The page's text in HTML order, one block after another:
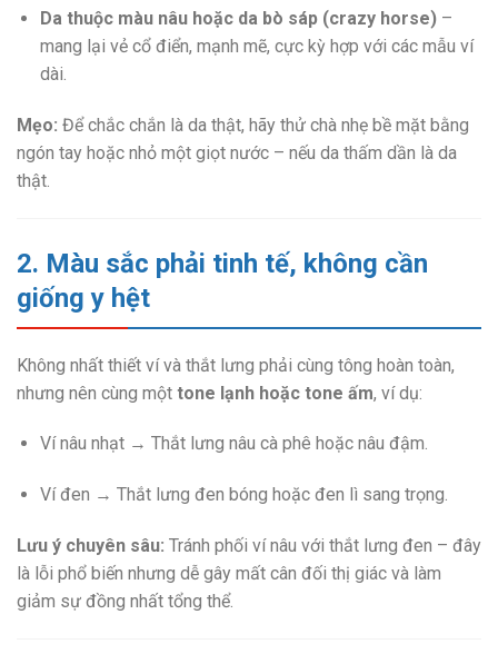
Da thuộc màu nâu hoặc da bò sáp (crazy horse)–
mang lại vẻ cổ điển, mạnh mẽ, cực kỳ hợp với các mẫu ví
dài.
Mẹo: Để chắc chắn là da thật, hãy thử chà nhẹ bề mặt bằng
ngón tay hoặc nhỏ một giọt nước – nếu da thấm dần là da
thật.
2. Màu sắc phải tinh tế, không cần
giống y hệt
Không nhất thiết ví và thắt lưng phải cùng tông hoàn toàn,
nhưng nên cùng một tone lạnh hoặc tone ấm, ví dụ:
Ví nâu nhạt → Thắt lưng nâu cà phê hoặc nâu đậm.
Ví đen → Thắt lưng đen bóng hoặc đen lì sang trọng.
Lưu ý chuyên sâu: Tránh phối ví nâu với thắt lưng đen – đây
là lỗi phổ biến nhưng dễ gây mất cân đối thị giác và làm
giảm sự đồng nhất tổng thể.